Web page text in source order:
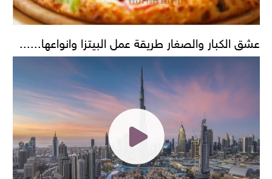
عشق الكبار والصغار طريقة عمل البيتزا وانواعها......